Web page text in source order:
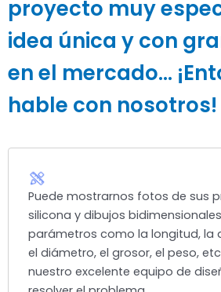
proyecto muy
idea única y con
en el mercado...
hable con nosotros!
Puede mostrarnos fotos de sus
silicona y dibujos
parámetros como la longitud, la
el diámetro, el grosor, el peso,
nuestro excelente equipo de